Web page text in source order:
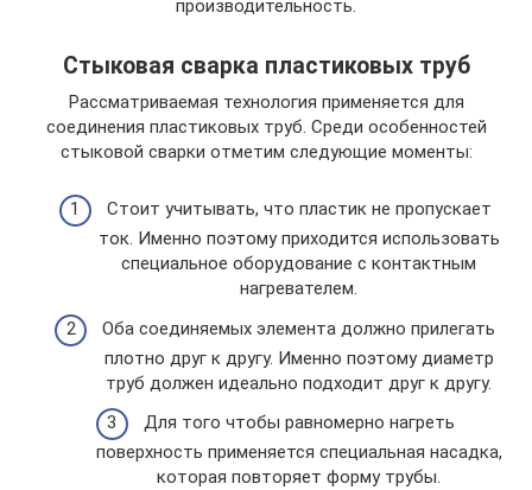
производительность.
Стыковая сварка пластиковых труб
Рассматриваемая технология применяется для
соединения пластиковых труб. Среди особенностей
стыковой сварки отметим следующие моменты:
Стоит учитывать, что пластик не пропускает
ток. Именно поэтому приходится использовать
специальное оборудование с контактным
нагревателем.
Оба соединяемых элемента должно прилегать
плотно друг к другу. Именно поэтому диаметр
труб должен идеально подходит друг к другу.
Для того чтобы равномерно нагреть
поверхность применяется специальная насадка,
которая повторяет форму трубы.